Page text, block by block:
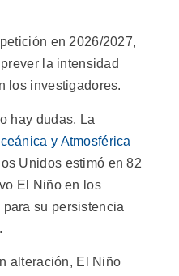
en 2026/2027,
la intensidad
los investigadores.
hay dudas. La
y Atmosférica
Unidos estimó en 82
El Niño en los
su persistencia
alteración, El Niño